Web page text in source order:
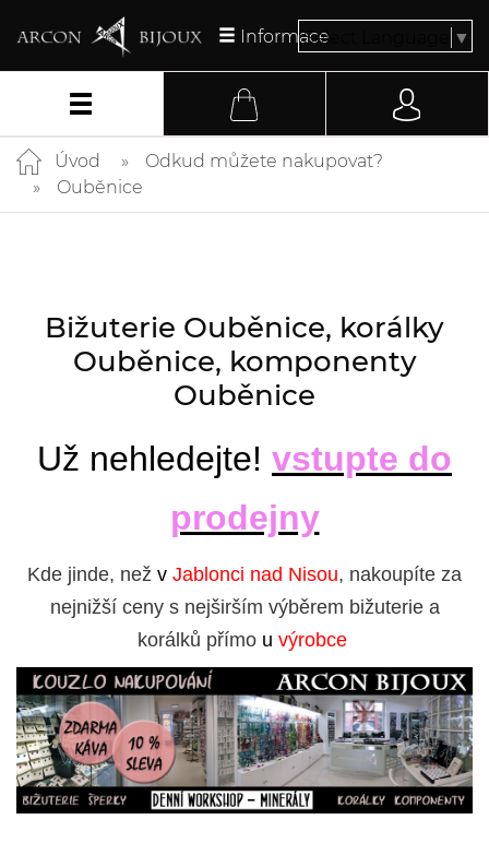
InformaceSelect Language ▼
Úvod
Odkud můžete nakupovat?
Ouběnice
Bižuterie Ouběnice, korálky
Ouběnice, komponenty
Ouběnice
Už nehledejte! vstupte do
prodejny
Kde jinde, než v Jablonci nad Nisou, nakoupíte za
nejnižší ceny s nejširším výběrem bižuterie a
korálků přímo u výrobce